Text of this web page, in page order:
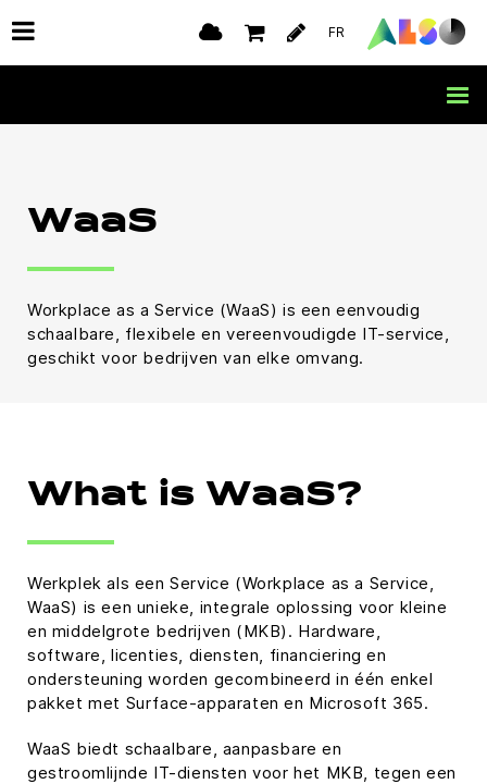
FR
WaaS
Workplace as a Service (WaaS) is een eenvoudig
schaalbare, flexibele en vereenvoudigde IT-service,
geschikt voor bedrijven van elke omvang.
What is WaaS?
Werkplek als een Service (Workplace as a Service,
WaaS) is een unieke, integrale oplossing voor kleine
en middelgrote bedrijven (MKB). Hardware,
software, licenties, diensten, financiering en
ondersteuning worden gecombineerd in één enkel
pakket met Surface-apparaten en Microsoft 365.
WaaS biedt schaalbare, aanpasbare en
gestroomlijnde IT-diensten voor het MKB, tegen een